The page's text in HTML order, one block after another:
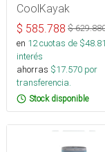
CoolKayak
$ 585.788 $
en 12cuotas de $
interés
ahorras $17.570 por
transferencia.
Stock disponible